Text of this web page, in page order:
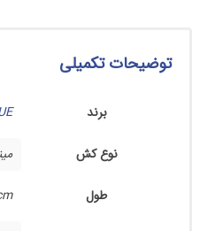
توضیحات تکمیلی
برند
نوع کش
طول